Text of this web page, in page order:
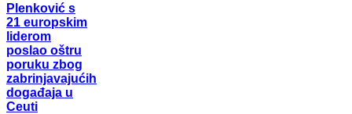
Plenković s
21 europskim
liderom
poslao oštru
poruku zbog
zabrinjavajućih
događaja u
Ceuti